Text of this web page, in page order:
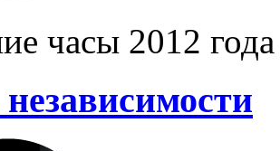
часы 2012 года